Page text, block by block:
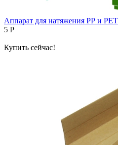
Аппарат для натяжения РР и
5 Р
Купить сейчас!